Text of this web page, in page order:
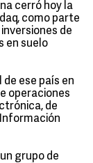
cerró hoy la
como parte
de
en suelo
ese país en
operaciones
de
grupo de